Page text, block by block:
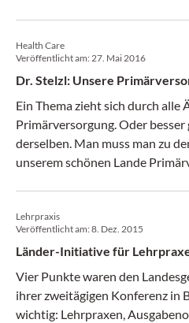
Health Care
Veröffentlicht am:27. Mai 2016
Dr. Stelzl: Unsere
Ein Thema zieht sich durch alle
Primärversorgung. Oder besser
derselben. Man muss man zu
unserem schönen Lande
Lehrpraxis
Veröffentlicht am:8. Dez. 2015
Länder-Initiative für
Vier Punkte waren den
ihrer zweitägigen Konferenz in
wichtig: Lehrpraxen,